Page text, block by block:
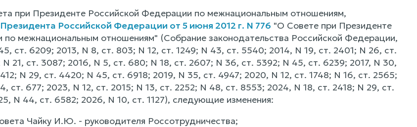
при Президенте Российской Федерации по межнациональным отношениям,
Российской Федерации от 5 июня 2012 г. N 776 "О Совете при Президенте
по межнациональным отношениям" (Собрание законодательства Российской Федерации,
ст. 6209; 2013, N 8, ст. 803; N 12, ст. 1249; N 43, ст. 5540; 2014, N 19, ст. 2401; N 26, ст.
N 21, ст. 3087; 2016, N 5, ст. 680; N 18, ст. 2607; N 36, ст. 5392; N 45, ст. 6239; 2017, N 30,
N 29, ст. 4420; N 45, ст. 6918; 2019, N 35, ст. 4947; 2020, N 12, ст. 1748; N 16, ст. 2565;
ст. 677; 2023, N 12, ст. 2015; N 13, ст. 2252; N 48, ст. 8553; 2024, N 18, ст. 2418; N 29, ст.
N 44, ст. 6582; 2026, N 10, ст. 1127), следующие изменения:
Чайку И.Ю. - руководителя Россотрудничества;